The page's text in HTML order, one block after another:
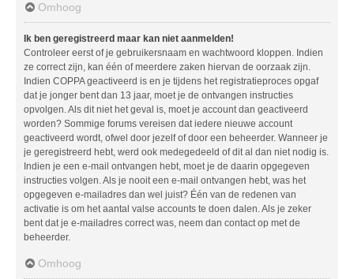
Omhoog
Ik ben geregistreerd maar kan niet aanmelden!
Controleer eerst of je gebruikersnaam en wachtwoord kloppen. Indien
ze correct zijn, kan één of meerdere zaken hiervan de oorzaak zijn.
Indien COPPA geactiveerd is en je tijdens het registratieproces opgaf
dat je jonger bent dan 13 jaar, moet je de ontvangen instructies
opvolgen. Als dit niet het geval is, moet je account dan geactiveerd
worden? Sommige forums vereisen dat iedere nieuwe account
geactiveerd wordt, ofwel door jezelf of door een beheerder. Wanneer je
je geregistreerd hebt, werd ook medegedeeld of dit al dan niet nodig is.
Indien je een e-mail ontvangen hebt, moet je de daarin opgegeven
instructies volgen. Als je nooit een e-mail ontvangen hebt, was het
opgegeven e-mailadres dan wel juist? Één van de redenen van
activatie is om het aantal valse accounts te doen dalen. Als je zeker
bent dat je e-mailadres correct was, neem dan contact op met de
beheerder.
Omhoog